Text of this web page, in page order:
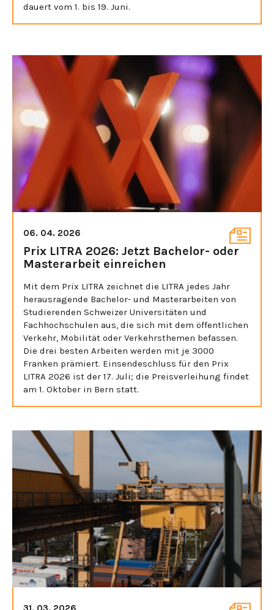
dauert vom 1. bis 19. Juni.
06. 04. 2026
Prix LITRA 2026: Jetzt Bachelor- oder
Masterarbeit einreichen
Mit dem Prix LITRA zeichnet die LITRA jedes Jahr
herausragende Bachelor- und Masterarbeiten von
Studierenden Schweizer Universitäten und
Fachhochschulen aus, die sich mit dem öffentlichen
Verkehr, Mobilität oder Verkehrsthemen befassen.
Die drei besten Arbeiten werden mit je 3000
Franken prämiert. Einsendeschluss für den Prix
LITRA 2026 ist der 17. Juli; die Preisverleihung findet
am 1. Oktober in Bern statt.